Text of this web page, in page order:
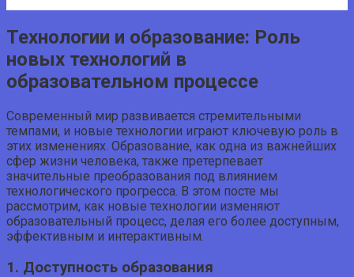
Технологии и образование: Роль
новых технологий в
образовательном процессе
Современный мир развивается стремительными
темпами, и новые технологии играют ключевую роль в
этих изменениях. Образование, как одна из важнейших
сфер жизни человека, также претерпевает
значительные преобразования под влиянием
технологического прогресса. В этом посте мы
рассмотрим, как новые технологии изменяют
образовательный процесс, делая его более доступным,
эффективным и интерактивным.
1. Доступность образования